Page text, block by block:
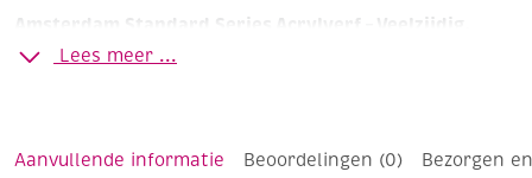
Amsterdam Standard Series Acrylverf – Veelzijdig,
Krachtig en Betrouwbaar
acrylverf. Deze veelzijdige verf is ideaal voor zowel
Lees meer ...
Aanvullende informatie Beoordelingen (0) Bezorgen